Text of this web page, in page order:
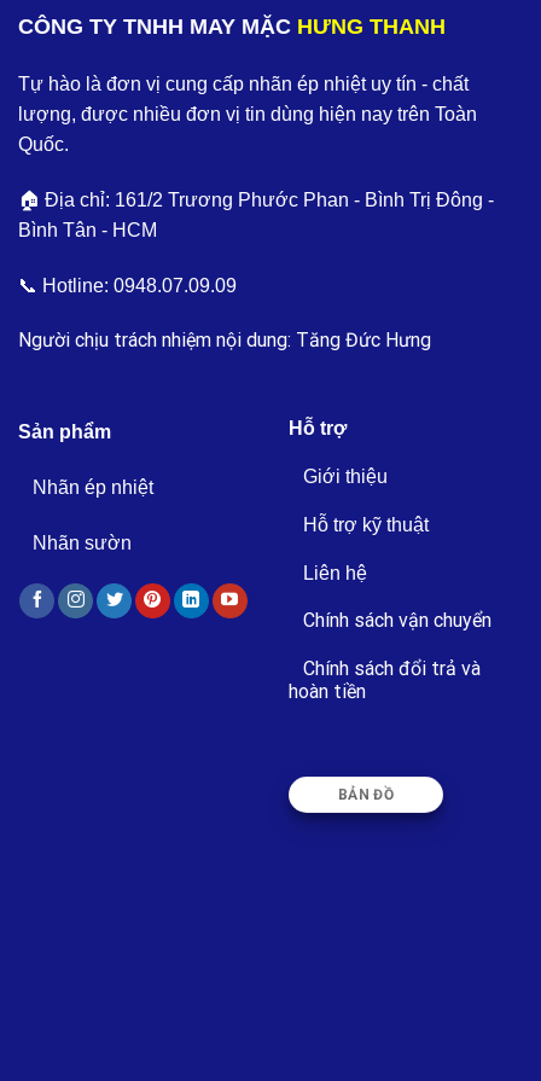
CÔNG TY TNHH MAY MẶC HƯNG THANH
Tự hào là đơn vị cung cấp nhãn ép nhiệt uy tín - chất
lượng, được nhiều đơn vị tin dùng hiện nay trên Toàn
Quốc.
🏠 Địa chỉ: 161/2 Trương Phước Phan - Bình Trị Đông -
Bình Tân - HCM
📞 Hotline: 0948.07.09.09
Người chịu trách nhiệm nội dung: Tăng Đức Hưng
Sản phẩm
Nhãn ép nhiệt
Nhãn sườn
Hỗ trợ
Giới thiệu
Hỗ trợ kỹ thuật
Liên hệ
Chính sách vận chuyển
Chính sách đổi trả và
hoàn tiền
BẢN ĐỒ